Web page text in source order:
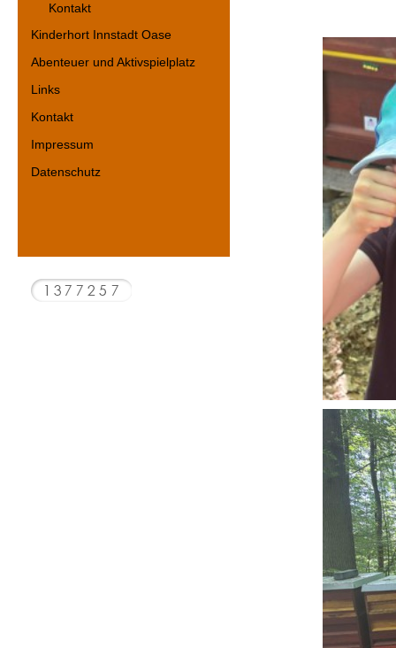
Kontakt
Kinderhort Innstadt Oase
Abenteuer und Aktivspielplatz
Links
Kontakt
Impressum
Datenschutz